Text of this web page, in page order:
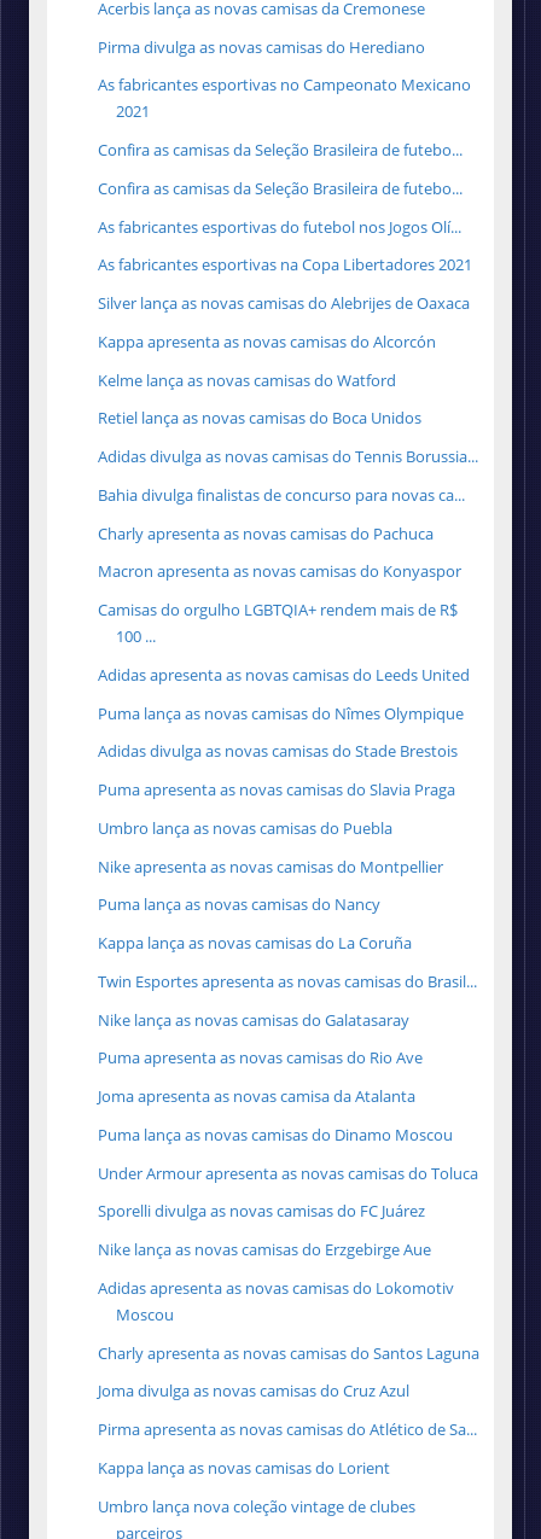
Acerbis lança as novas camisas da Cremonese
Pirma divulga as novas camisas do Herediano
As fabricantes esportivas no Campeonato Mexicano
2021
Confira as camisas da Seleção Brasileira de futebo...
Confira as camisas da Seleção Brasileira de futebo...
As fabricantes esportivas do futebol nos Jogos Olí...
As fabricantes esportivas na Copa Libertadores 2021
Silver lança as novas camisas do Alebrijes de Oaxaca
Kappa apresenta as novas camisas do Alcorcón
Kelme lança as novas camisas do Watford
Retiel lança as novas camisas do Boca Unidos
Adidas divulga as novas camisas do Tennis Borussia...
Bahia divulga finalistas de concurso para novas ca...
Charly apresenta as novas camisas do Pachuca
Macron apresenta as novas camisas do Konyaspor
Camisas do orgulho LGBTQIA+ rendem mais de R$
100 ...
Adidas apresenta as novas camisas do Leeds United
Puma lança as novas camisas do Nîmes Olympique
Adidas divulga as novas camisas do Stade Brestois
Puma apresenta as novas camisas do Slavia Praga
Umbro lança as novas camisas do Puebla
Nike apresenta as novas camisas do Montpellier
Puma lança as novas camisas do Nancy
Kappa lança as novas camisas do La Coruña
Twin Esportes apresenta as novas camisas do Brasil...
Nike lança as novas camisas do Galatasaray
Puma apresenta as novas camisas do Rio Ave
Joma apresenta as novas camisa da Atalanta
Puma lança as novas camisas do Dinamo Moscou
Under Armour apresenta as novas camisas do Toluca
Sporelli divulga as novas camisas do FC Juárez
Nike lança as novas camisas do Erzgebirge Aue
Adidas apresenta as novas camisas do Lokomotiv
Moscou
Charly apresenta as novas camisas do Santos Laguna
Joma divulga as novas camisas do Cruz Azul
Pirma apresenta as novas camisas do Atlético de Sa...
Kappa lança as novas camisas do Lorient
Umbro lança nova coleção vintage de clubes
parceiros